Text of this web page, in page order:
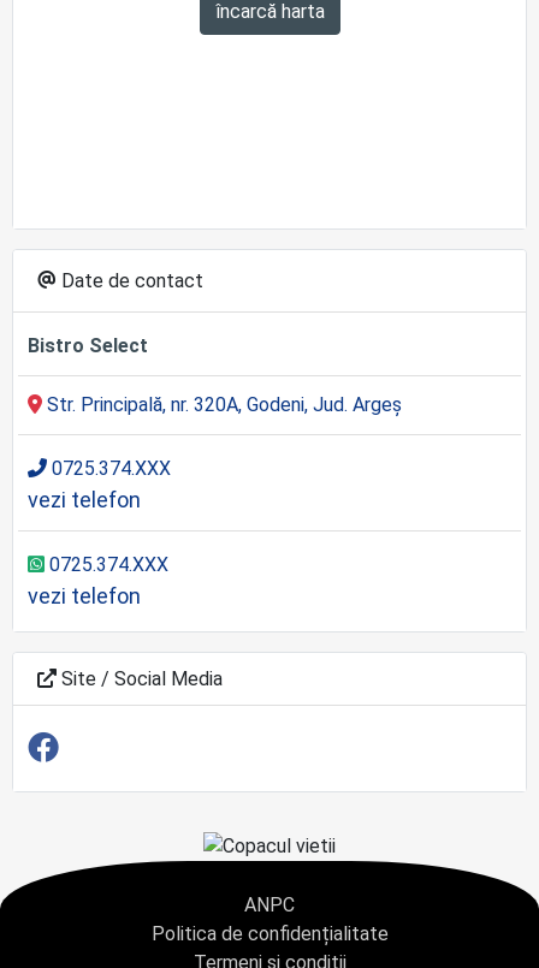
încarcă harta
Date de contact
Bistro Select
Str. Principală, nr. 320A, Godeni, Jud. Argeș
0725.374.XXX
vezi telefon
0725.374.XXX
vezi telefon
Site / Social Media
ANPC
Politica de confidențialitate
Termeni și condiții